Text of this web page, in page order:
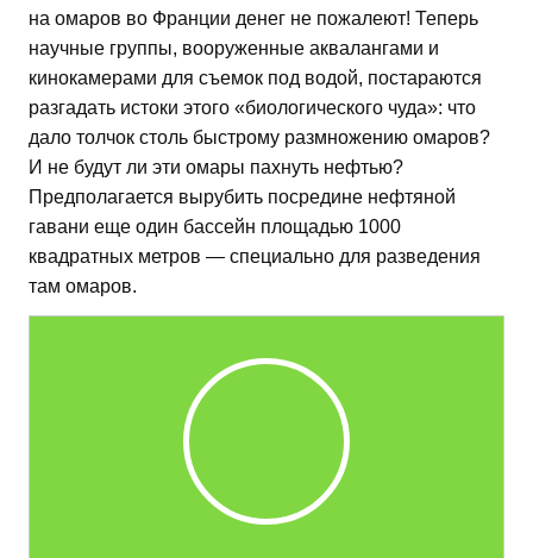
на омаров во Франции денег не пожалеют! Теперь
научные группы, вооруженные аквалангами и
кинокамерами для съемок под водой, постараются
разгадать истоки этого «биологического чуда»: что
дало толчок столь быстрому размножению омаров?
И не будут ли эти омары пахнуть нефтью?
Предполагается вырубить посредине нефтяной
гавани еще один бассейн площадью 1000
квадратных метров — специально для разведения
там омаров.